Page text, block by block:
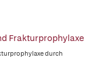
Frakturprophylaxe
durch